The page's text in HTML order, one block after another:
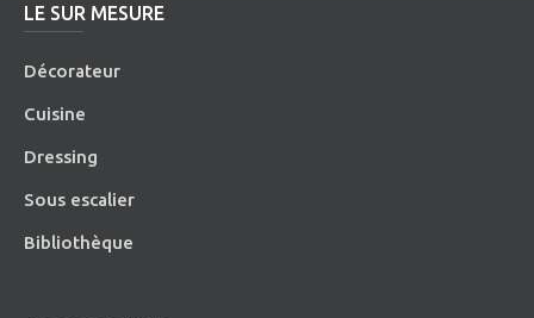
LE SUR MESURE
Décorateur
Cuisine
Dressing
Sous escalier
Bibliothèque